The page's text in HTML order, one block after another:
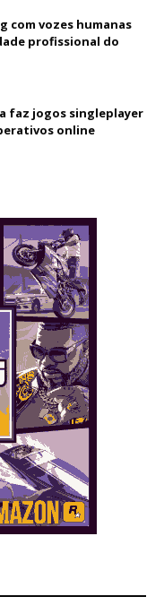
com vozes humanas
profissional do
faz jogos singleplayer
online